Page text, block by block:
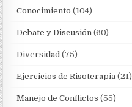
Conocimiento (104)
Debate y Discusión (60)
Diversidad (75)
Ejercicios de Risoterapia (21)
Manejo de Conflictos (55)